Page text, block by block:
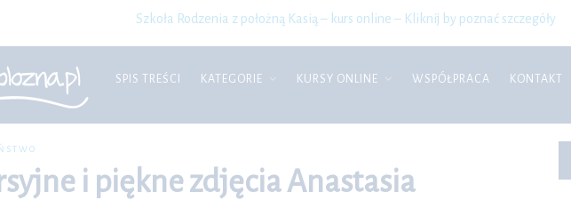
Szkoła Rodzenia z położną Kasią – kurs online – Kliknij by poznać szczegóły
SPIS TREŚCI KATEGORIE KURSY ONLINE WSPÓŁPRACA KONTAKT
i piękne zdjęcia Anastasia